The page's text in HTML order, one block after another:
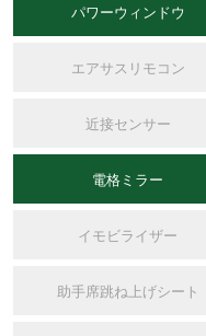
パワーウィンドウ
エアサスリモコン
近接センサー
電格ミラー
イモビライザー
助手席跳ね上げシート